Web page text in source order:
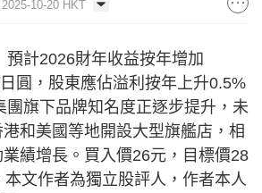
10-20 HKT
計2026財年收益按年增加
圓，股東應佔溢利按年上升0.5%
團旗下品牌知名度正逐步提升，未
和美國等地開設大型旗艦店，相
績增長。買入價26元，目標價28
文作者為獨立股評人，作者本人